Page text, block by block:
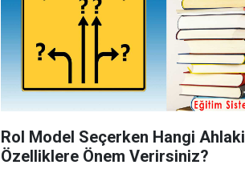
Rol Model Seçerken Hangi Ahlaki
Özelliklere Önem Verirsiniz?